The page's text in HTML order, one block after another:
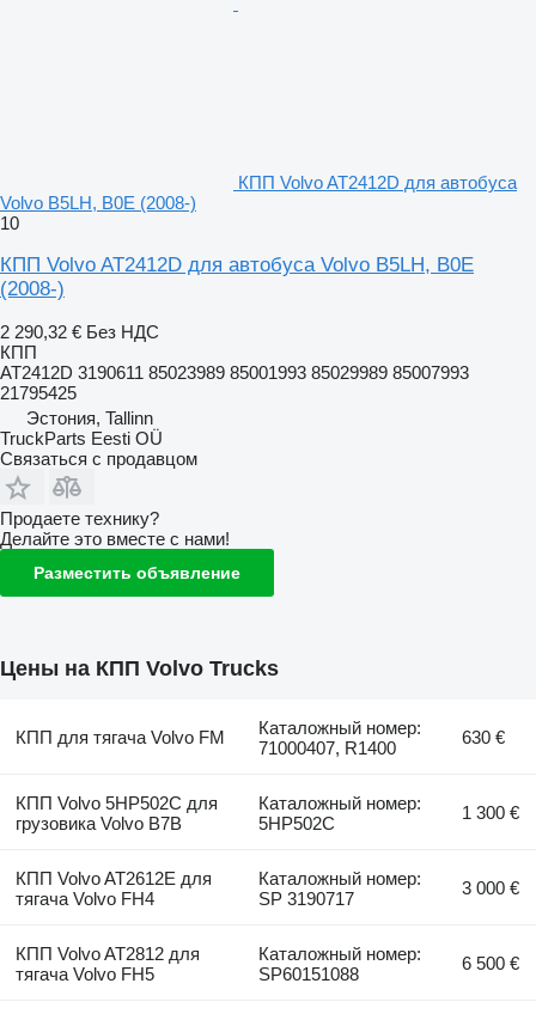
КПП Volvo AT2412D для автобуса
Volvo B5LH, B0E (2008-)
10
КПП Volvo AT2412D для автобуса Volvo B5LH, B0E
(2008-)
2 290,32 € Без НДС
КПП
AT2412D 3190611 85023989 85001993 85029989 85007993
21795425
Эстония, Tallinn
TruckParts Eesti OÜ
Связаться с продавцом
Продаете технику?
Делайте это вместе с нами!
Разместить объявление
Цены на КПП Volvo Trucks
КПП для тягача Volvo FM
Каталожный номер:
71000407, R1400
630 €
КПП Volvo 5HP502C для
грузовика Volvo B7B
Каталожный номер:
5HP502C
1 300 €
КПП Volvo AT2612E для
тягача Volvo FH4
Каталожный номер:
SP 3190717
3 000 €
КПП Volvo AT2812 для
тягача Volvo FH5
Каталожный номер:
SP60151088
6 500 €